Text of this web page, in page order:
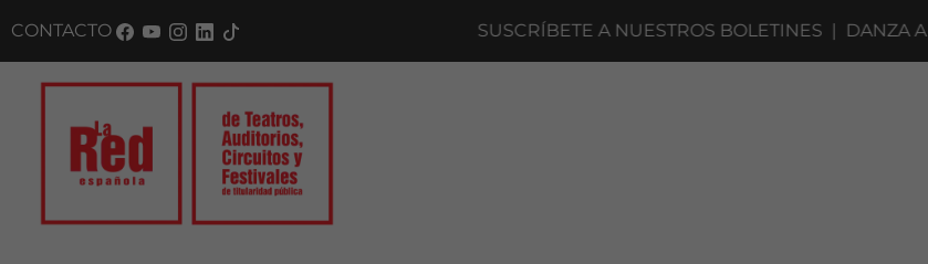
CONTACTO SUSCRÍBETE A NUESTROS BOLETINES|DANZA A